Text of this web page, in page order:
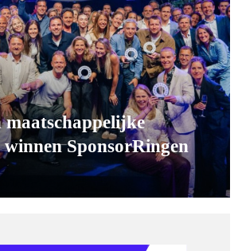
SponsorRingen